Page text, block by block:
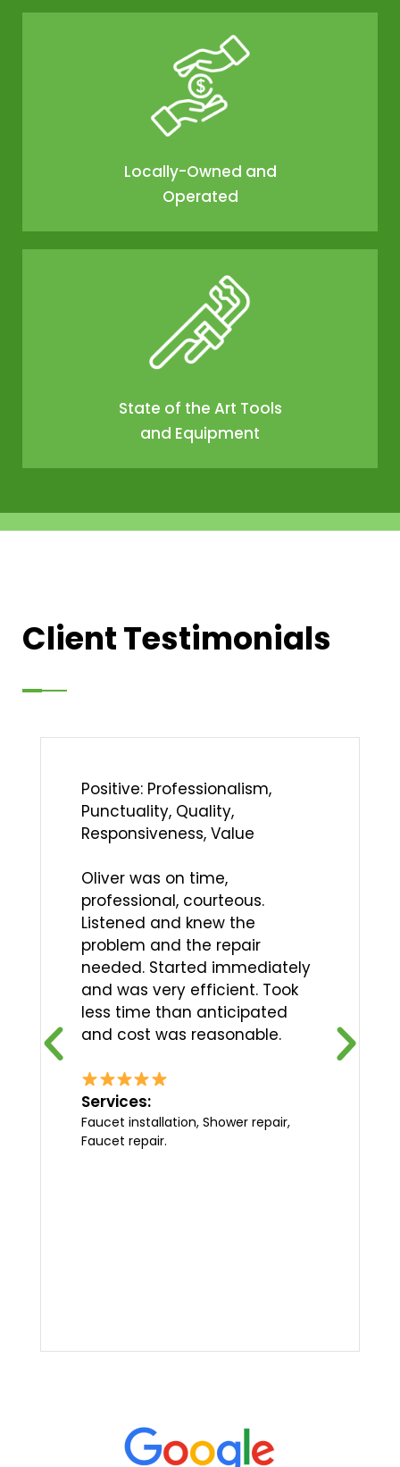
Locally-Owned and
Operated
State of the Art Tools
and Equipment
Client Testimonials
Positive: Professionalism,
Punctuality, Quality,
Responsiveness, Value
Oliver was on time,
professional, courteous.
Listened and knew the
problem and the repair
needed. Started immediately
and was very efficient. Took
less time than anticipated
and cost was reasonable.
Services:
Faucet installation, Shower repair,
Faucet repair.